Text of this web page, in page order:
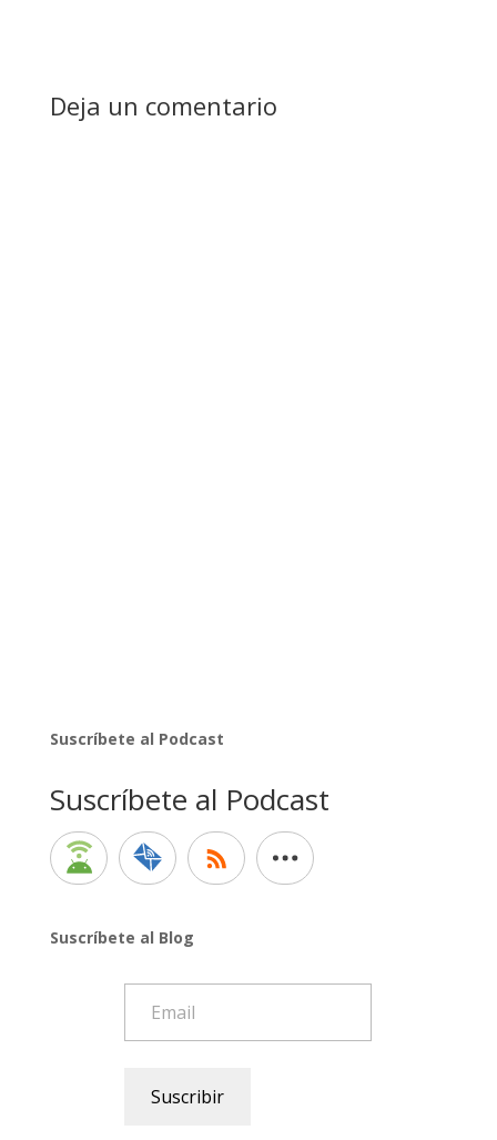
Deja un comentario
Suscríbete al Podcast
Suscríbete al Podcast
Suscríbete al Blog
Suscribir